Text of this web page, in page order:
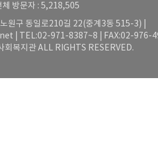
방문자 : 5,218,505
원구 동일로210길 22(중계3동 515-3) |
| TEL:02-971-8387~8 | FAX:02-976-
회복지관 ALL RIGHTS RESERVED.